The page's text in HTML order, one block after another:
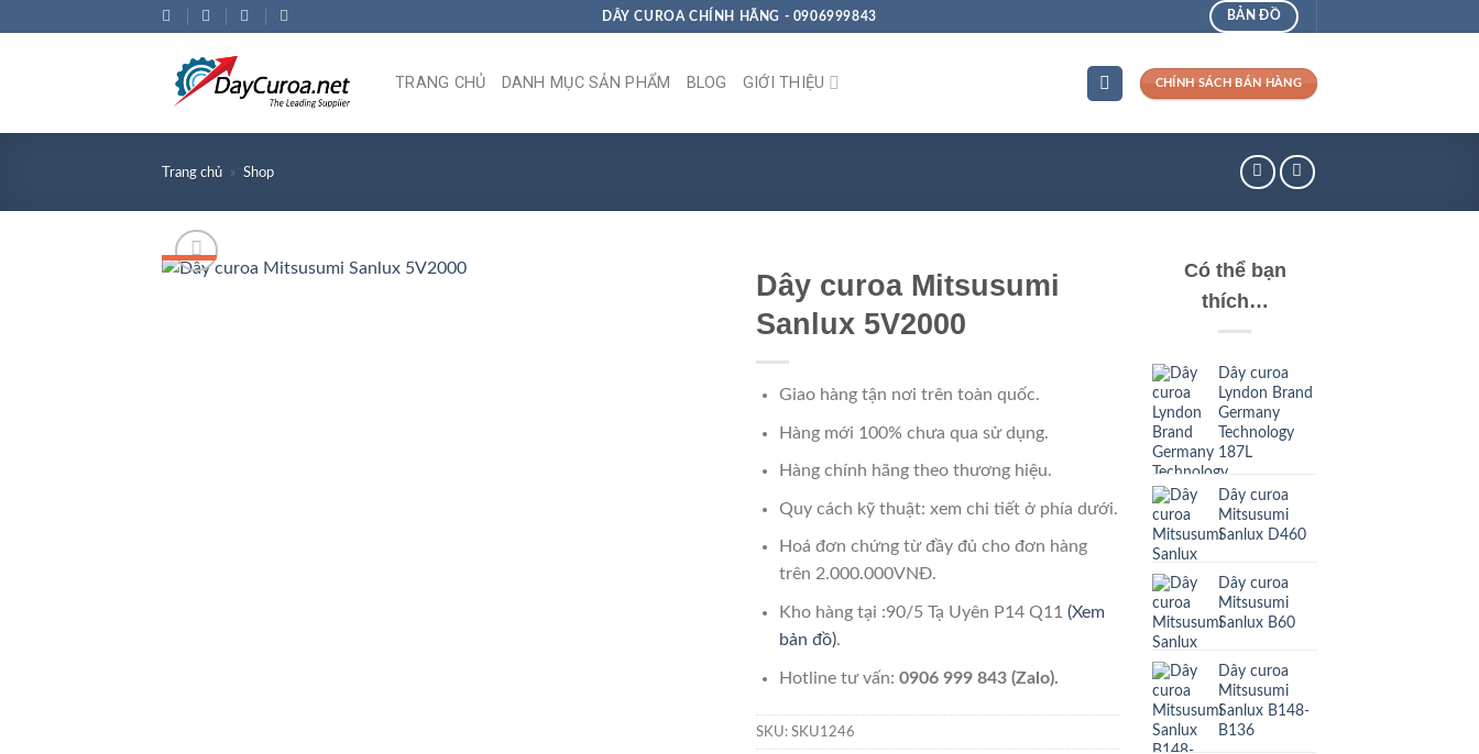
DÂY CUROA CHÍNH HÃNG - 0906999843 BẢN ĐỒ
TRANG CHỦ DANH MỤC SẢN PHẨM BLOG GIỚI THIỆU CHÍNH SÁCH BÁN HÀNG
Trang chủ » Shop
GIÁ TỐT
Dây curoa Mitsusumi
Sanlux 5V2000
Giao hàng tận nơi trên toàn quốc.
Hàng mới 100% chưa qua sử dụng.
Hàng chính hãng theo thương hiệu.
Quy cách kỹ thuật: xem chi tiết ở phía dưới.
Hoá đơn chứng từ đầy đủ cho đơn hàng
trên 2.000.000VNĐ.
Kho hàng tại :90/5 Tạ Uyên P14 Q11 (Xem
bản đồ).
Hotline tư vấn: 0906 999 843 (Zalo).
SKU: SKU1246
Có thể bạn
thích…
Dây curoa
Lyndon Brand
Germany
Technology
187L
Dây curoa
Mitsusumi
Sanlux D460
Dây curoa
Mitsusumi
Sanlux B60
Dây curoa
Mitsusumi
Sanlux B148-
B136